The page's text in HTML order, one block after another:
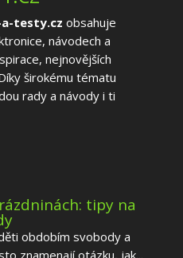
a-testy.cz obsahuje
návodech a
nejnovějších
širokému tématu
rady a návody i ti
tipy na
obdobím svobody a
znamenají otázku, jak...